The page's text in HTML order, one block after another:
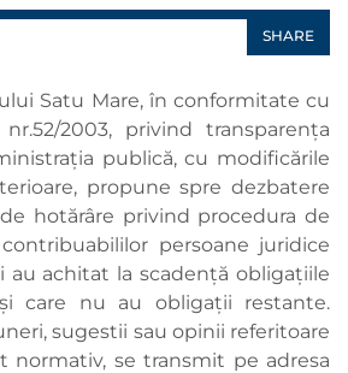
SHARE
Satu Mare, în conformitate cu
2003, privind transparența
publică, cu modificările
propune spre dezbatere
hotărâre privind procedura de
persoane juridice
au achitat la scadenţă obligaţiile
care nu au obligaţii restante.
sugestii sau opinii referitoare
normativ, se transmit pe adresa